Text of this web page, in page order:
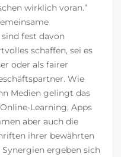
wirklich voran.”
fest davon
schaffen, sei es
oder als fairer
Wie
Medien gelingt das
Learning, Apps
aber auch die
ihrer bewährten
ergeben sich